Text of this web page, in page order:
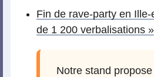
Fin de rave-party en
de 1 200 verbalisations »
Notre stand